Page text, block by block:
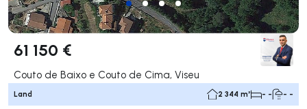
61 150 €
Couto de Baixo e Couto de Cima, Viseu
Land 2 344 m² - - - -